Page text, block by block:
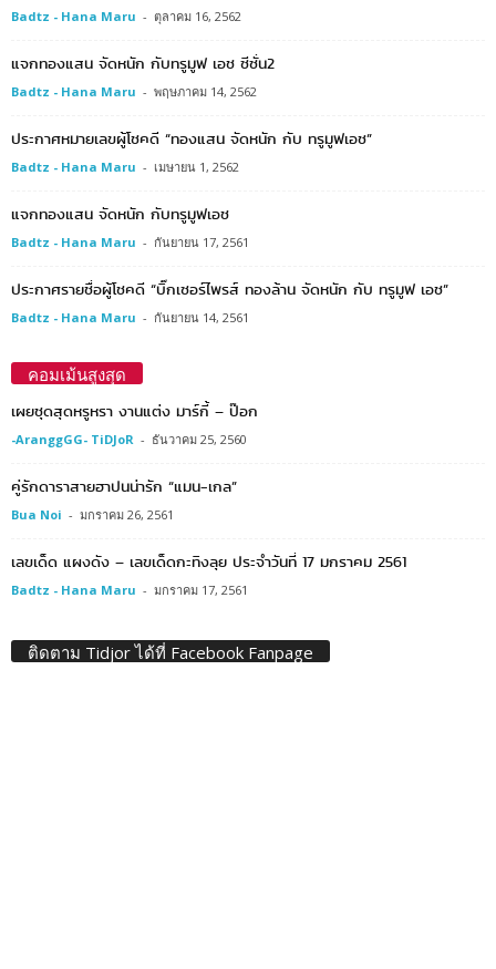
Badtz - Hana Maru - ตุลาคม 16, 2562
แจกทองแสน จัดหนัก กับทรูมูฟ เอช ซีซั่น2
Badtz - Hana Maru - พฤษภาคม 14, 2562
ประกาศหมายเลขผู้โชคดี “ทองแสน จัดหนัก กับ ทรูมูฟเอช”
Badtz - Hana Maru - เมษายน 1, 2562
แจกทองแสน จัดหนัก กับทรูมูฟเอช
Badtz - Hana Maru - กันยายน 17, 2561
ประกาศรายชื่อผู้โชคดี “บิ๊กเซอร์ไพรส์ ทองล้าน จัดหนัก กับ ทรูมูฟ เอช”
Badtz - Hana Maru - กันยายน 14, 2561
คอมเม้นสูงสุด
เผยชุดสุดหรูหรา งานแต่ง มาร์กี้ – ป๊อก
-AranggGG- TiDJoR - ธันวาคม 25, 2560
คู่รักดาราสายฮาปนน่ารัก “แมน-เกล”
Bua Noi - มกราคม 26, 2561
เลขเด็ด แผงดัง – เลขเด็ดกะทิงลุย ประจำวันที่ 17 มกราคม 2561
Badtz - Hana Maru - มกราคม 17, 2561
ติดตาม Tidjor ได้ที่ Facebook Fanpage